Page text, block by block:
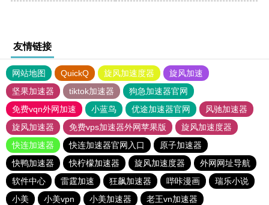
友情链接
网站地图 QuickQ 旋风加速度器
旋风加速
坚果加速器
tiktok加速器
狗急加速器官网
免费vqn外网加速
小蓝鸟 优途加速器官网
风驰加速器
旋风加速器
免费vps加速器外网苹果版
旋风加速度器
快连加速器
快连加速器官网入口
原子加速器
快鸭加速器
快柠檬加速器 旋风加速度器
外网网址导航
软件中心
雷霆加速 狂飙加速器 哔咔漫画
瑞乐小说
小美
小美vpn 小美加速器
老王vn加速器